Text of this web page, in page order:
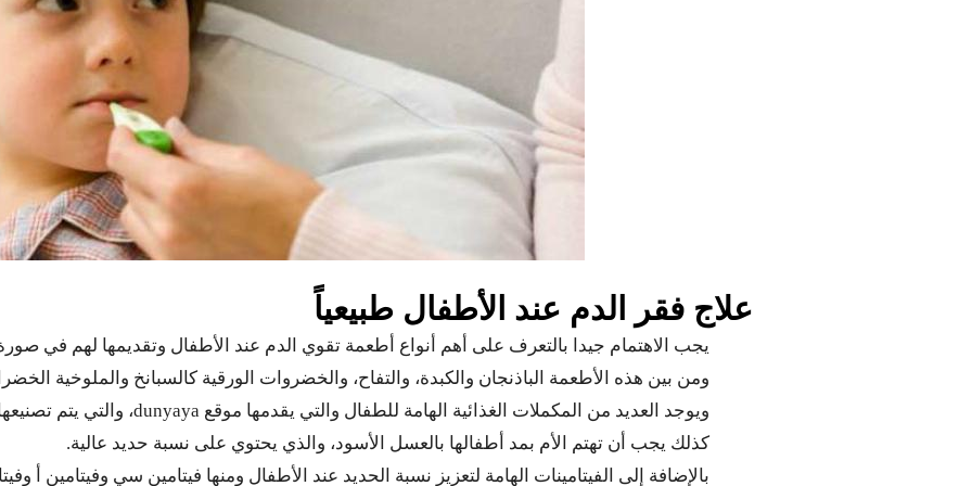
علاج فقر الدم عند الأطفال طبيعياً
يجب الاهتمام جيدا بالتعرف على أهم أنواع أطعمة تقوي الدم عند الأطفال وتقديمها لهم في
ومن بين هذه الأطعمة الباذنجان والكبدة، والتفاح، والخضروات الورقية كالسبانخ والملوخية
ويوجد العديد من المكملات الغذائية الهامة للطفال والتي يقدمها موقع dunyaya، والتي يتم تصنيعها بشكل طبيعي.
كذلك يجب أن تهتم الأم بمد أطفالها بالعسل الأسود، والذي يحتوي على نسبة حديد عالية.
بالإضافة إلى الفيتامينات الهامة لتعزيز نسبة الحديد عند الأطفال ومنها فيتامين سي وفيتامين أ